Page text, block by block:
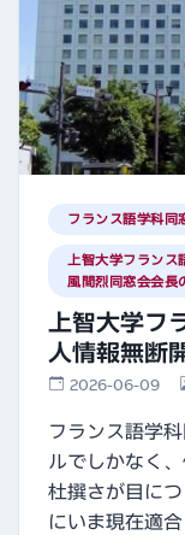
フランス語学科同
上智大学フランス
風間烈同窓会会長
上智大学フ
人情報無断
2026-06-09
フランス語学
ルでしかなく
杜撰さが目に
にいま現在適